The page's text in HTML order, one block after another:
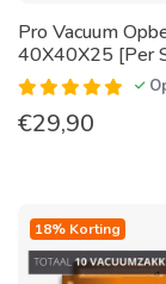
Pro Vacuum
40X40X25 [Per
€29,90
18% Korting